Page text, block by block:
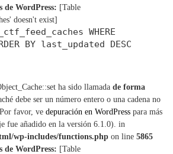
de WordPress: [Table
doesn't exist]
WHERE
BY last_updated DESC
ha sido llamada de forma
debe ser un número entero o una cadena no
favor, ve depuración en WordPresspara más
fue añadido en la versión 6.1.0). in
wp-includes/functions.phpon line 5865
de WordPress: [Table